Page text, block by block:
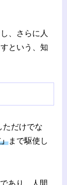
、さらに人
という、知
ただけでな
まで駆使し
あり、人間